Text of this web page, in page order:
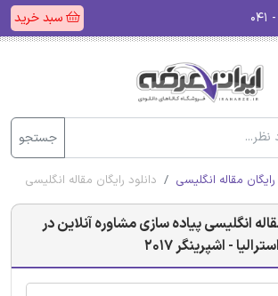
سبد خرید
جستجو
رایگان مقاله انگلیسی دانلود رایگان مقاله انگلیسی
انگلیسی پیاده سازی مشاوره آنلاین در
- اشپرینگر 2017